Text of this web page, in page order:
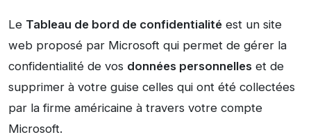
Le Tableau de bord de confidentialité est un site
web proposé par Microsoft qui permet de gérer la
confidentialité de vos données personnelles et de
supprimer à votre guise celles qui ont été collectées
par la firme américaine à travers votre compte
Microsoft.